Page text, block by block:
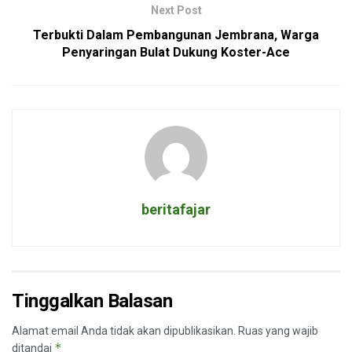
Next Post
Terbukti Dalam Pembangunan Jembrana, Warga
Penyaringan Bulat Dukung Koster-Ace
beritafajar
Tinggalkan Balasan
Alamat email Anda tidak akan dipublikasikan. Ruas yang wajib
ditandai *